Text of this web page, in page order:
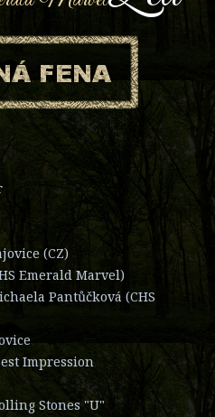
(CZ)
Emerald Marvel)
Pantůčková (CHS
Impression
Stones "U"